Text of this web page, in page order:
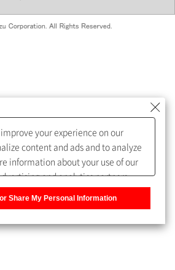
へ登録いただくと、技術情報や
などの閲覧ができます。
your experience on our
content and ads and to analyze
information about your use of our
and analytics partners,
Share My Personal Information